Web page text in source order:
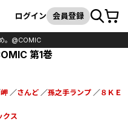
検索
ログイン 会員登録カート
。@COMIC
第1巻
岬／さんど／孫之手ランプ／８ＫＥ
クス